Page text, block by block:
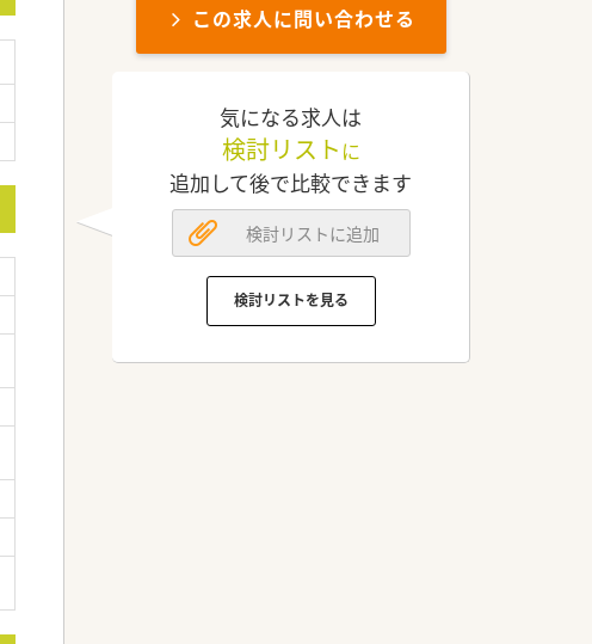
この求人に問い合わせる
気になる求人は
検討リスト に
追加して後で比較できます
検討リストに追加
検討リストを見る